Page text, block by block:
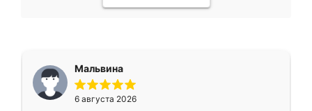
Мальвина
6 августа 2026